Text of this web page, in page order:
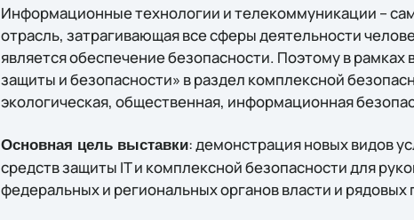
Информационные технологии и телекоммуникации –
отрасль, затрагивающая все сферы деятельности
является обеспечение безопасности. Поэтому в
защиты и безопасности» в раздел комплексной
экологическая, общественная, информационная
Основная цель выставки: демонстрация новых видов
средств защиты IT и комплексной безопасности для
федеральных и региональных органов власти и рядовых